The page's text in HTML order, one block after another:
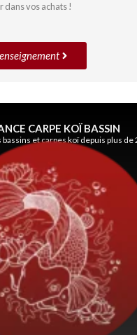
dans vos achats !
CARPE KOÏ BASSIN
et carpes koï depuis plus de